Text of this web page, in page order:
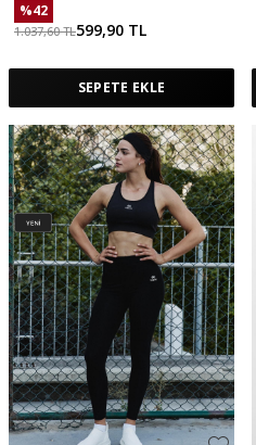
%42
1.037,60TL599,90 TL
SEPETE EKLE